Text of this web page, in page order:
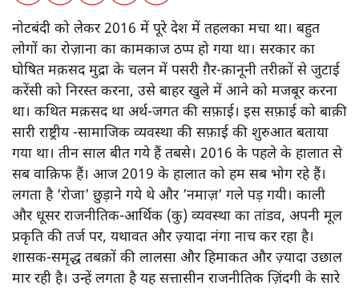
नोटबंदी को लेकर 2016 में पूरे देश में तहलका मचा था। बहुत
लोगों का रोज़ाना का कामकाज ठप्प हो गया था। सरकार का
घोषित मक़सद मुद्रा के चलन में पसरी ग़ैर-क़ानूनी तरीक़ों से जुटाई
करेंसी को निरस्त करना, उसे बाहर खुले में आने को मजबूर करना
था। कथित मक़सद था अर्थ-जगत की सफ़ाई। इस सफ़ाई को बाक़ी
सारी राष्ट्रीय -सामाजिक व्यवस्था की सफ़ाई की शुरुआत बताया
गया था। तीन साल बीत गये हैं तबसे। 2016 के पहले के हालात से
सब वाक़िफ हैं। आज 2019 के हालात को हम सब भोग रहे हैं।
लगता है ’रोजा’ छुड़ाने गये थे और ’नमाज़’ गले पड़ गयी। काली
और धूसर राजनीतिक-आर्थिक (कु) व्यवस्था का तांडव, अपनी मूल
प्रकृति की तर्ज पर, यथावत और ज़्यादा नंगा नाच कर रहा है।
शासक-समृद्ध तबक़ों की लालसा और हिमाकत और ज़्यादा उछाल
मार रही है। उन्हें लगता है यह सत्तासीन राजनीतिक ज़िंदगी के सारे